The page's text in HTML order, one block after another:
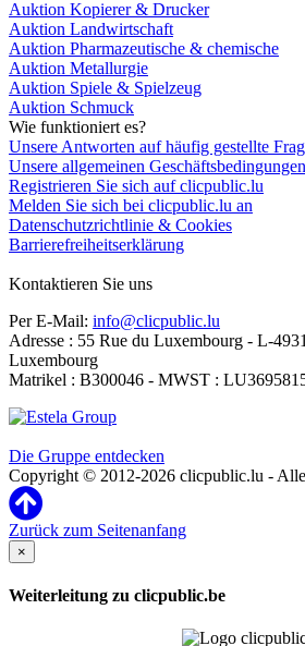
Auktion Kopierer & Drucker
Auktion Landwirtschaft
Auktion Pharmazeutische & chemische
Auktion Metallurgie
Auktion Spiele & Spielzeug
Auktion Schmuck
Wie funktioniert es?
Unsere Antworten auf häufig gestellte
Unsere allgemeinen Geschäftsbedingungen
Registrieren Sie sich auf clicpublic.lu
Melden Sie sich bei clicpublic.lu an
Datenschutzrichtlinie & Cookies
Barrierefreiheitserklärung
Kontaktieren Sie uns
Per E-Mail: info@clicpublic.lu
Adresse : 55 Rue du Luxembourg - L-
Luxembourg
Matrikel : B300046 - MWST :
Die Gruppe entdecken
Copyright © 2012-2026 clicpublic.lu -
Zurück zum Seitenanfang
×
Weiterleitung zu clicpublic.be